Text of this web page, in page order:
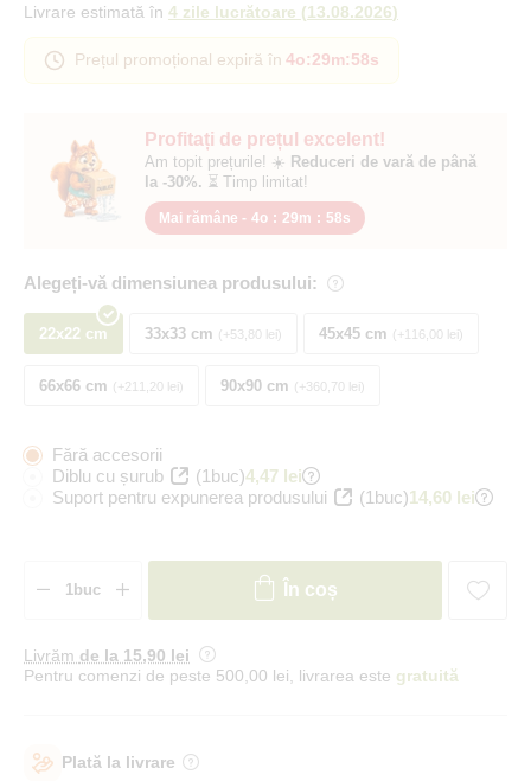
Profitați de prețul excelent!
Am topit prețurile! ☀️ Reduceri de vară de până
la -30%. ⏳ Timp limitat!
Mai rămâne - 4o : 29m : 57s
Alegeți-vă dimensiunea produsului:
22x22 cm 33x33 cm +53,80 lei 45x45 cm +116,00 lei
66x66 cm +211,20 lei 90x90 cm +360,70 lei
Livrare estimată în 4 zile lucrătoare (13.08.2026)
Prețul promoțional expiră în 4o:29m:57s
Fără accesorii
Diblu cu șurub
(1buc)4,47 lei
Suport pentru expunerea produsului
(1buc)14,60 lei
În coș
Livrăm de la 15,90 lei
Pentru comenzi de peste 500,00 lei, livrarea este gratuită
Plată la livrare